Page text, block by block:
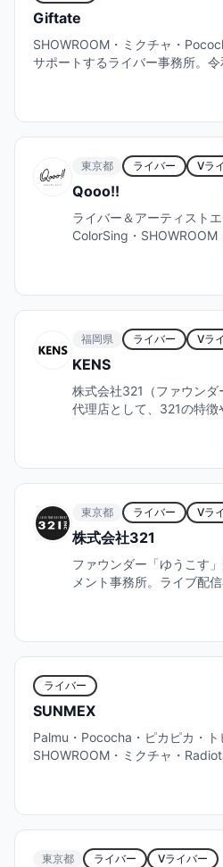
Giftate
SHOWROOM・ミクチャ・
サポートするライバー事務所。
東京都 ライバー Vラ
Qooo!!
ライバー＆アーティストエ
ColorSing・
福岡県 ライバー Vラ
KENS
株式会社321（ファウン
代理店として、321の特
東京都 ライバー Vラ
株式会社321
ファウンダー「ゆうこす
メント事務所。ライブ配
ライバー
SUNMEX
Palmu・Pococha・ピカピカ・ト
SHOWROOM・ミクチャ・
東京都 ライバー Vライバー